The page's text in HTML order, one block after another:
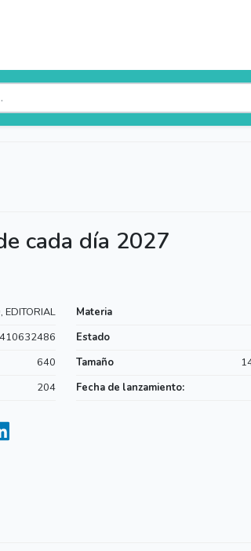
cada día 2027
EDITORIAL Materia
Estado
640 Tamaño
204 Fecha de lanzamiento: